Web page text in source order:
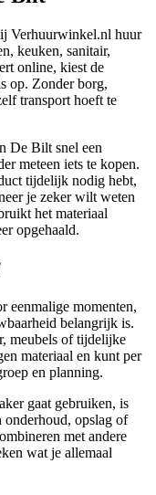
Verhuurwinkel.nl huur
keuken, sanitair,
online, kiest de
op. Zonder borg,
transport hoeft te
De Bilt snel een
meteen iets te kopen.
tijdelijk nodig hebt,
je zeker wilt weten
het materiaal
opgehaald.
eenmalige momenten,
belangrijk is.
meubels of tijdelijke
materiaal en kunt per
en planning.
gaat gebruiken, is
onderhoud, opslag of
met andere
wat je allemaal